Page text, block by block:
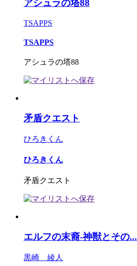
アシュラの塔88
TSAPPS
TSAPPS
アシュラの塔88
矛盾クエスト
ひろきくん
ひろきくん
矛盾クエスト
エルフの末裔-神獣とその...
黒崎 綾人